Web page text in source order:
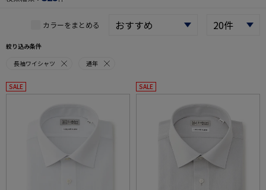
カラーをまとめる
絞り込み条件
長袖ワイシャツ
通年
SALE SALE